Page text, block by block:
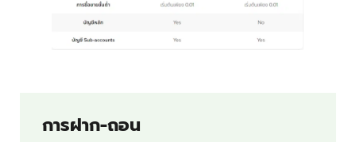
การฝาก-ถอน